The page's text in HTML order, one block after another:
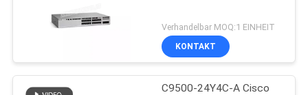
Verhandelbar MOQ:1 EINHEIT
KONTAKT
C9500-24Y4C-A Cisco